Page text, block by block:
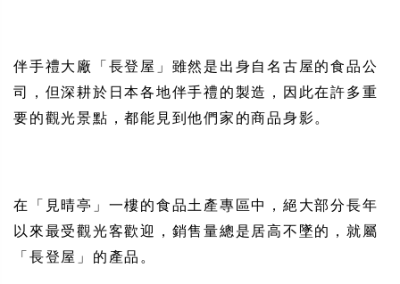
伴手禮大廠「長登屋」雖然是出身自名古屋的食品公
司，但深耕於日本各地伴手禮的製造，因此在許多重
要的觀光景點，都能見到他們家的商品身影。
在「見晴亭」一樓的食品土產專區中，絕大部分長年
以來最受觀光客歡迎，銷售量總是居高不墜的，就屬
「長登屋」的產品。